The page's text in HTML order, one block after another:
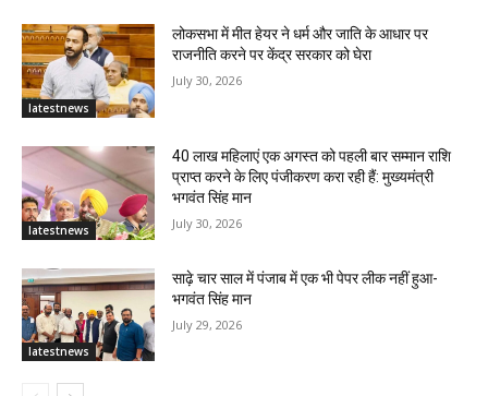
latestnews
लोकसभा में मीत हेयर ने धर्म और जाति के आधार पर
राजनीति करने पर केंद्र सरकार को घेरा
July 30, 2026
latestnews
40 लाख महिलाएं एक अगस्त को पहली बार सम्मान राशि
प्राप्त करने के लिए पंजीकरण करा रही हैं: मुख्यमंत्री
भगवंत सिंह मान
July 30, 2026
latestnews
साढ़े चार साल में पंजाब में एक भी पेपर लीक नहीं हुआ-
भगवंत सिंह मान
July 29, 2026